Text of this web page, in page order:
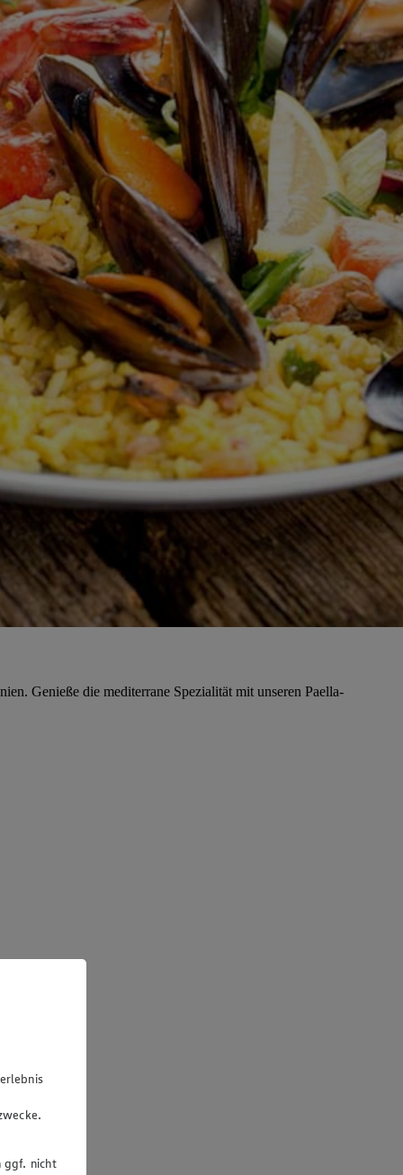
Genieße die mediterrane Spezialität mit unseren Paella-
ggf. nicht